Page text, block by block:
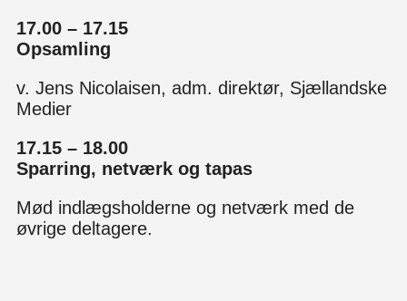
17.00 – 17.15
Opsamling
v. Jens Nicolaisen, adm. direktør, Sjællandske
Medier
17.15 – 18.00
Sparring, netværk og tapas
Mød indlægsholderne og netværk med de
øvrige deltagere.